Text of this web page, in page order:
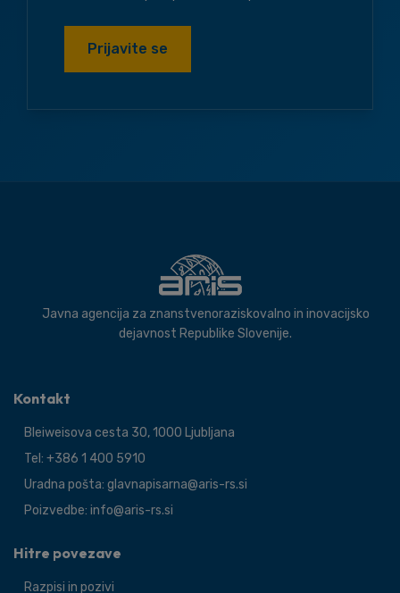
Prijavite se
Javna agencija za znanstvenoraziskovalno in inovacijsko
dejavnost Republike Slovenije.
Kontakt
Bleiweisova cesta 30, 1000 Ljubljana
Tel: +386 1 400 5910
Uradna pošta: glavnapisarna@aris-rs.si
Poizvedbe: info@aris-rs.si
Hitre povezave
Razpisi in pozivi